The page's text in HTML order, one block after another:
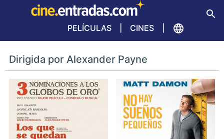
PELÍCULAS CINES
Dirigida por Alexander Payne